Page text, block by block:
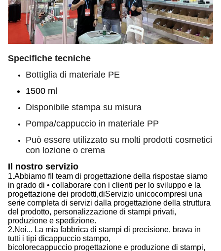
Specifiche tecniche
Bottiglia di materiale PE
1500 ml
Disponibile stampa su misura
Pompa/cappuccio in materiale PP
Può essere utilizzato su molti prodotti cosmetici
con lozione o crema
Il nostro servizio
1.Abbiamo fIl team di progettazione della rispostae siamo
in grado di • collaborare con i clienti per lo sviluppo e la
progettazione dei prodotti,diServizio unicocompresi una
serie completa di servizi dalla progettazione della struttura
del prodotto, personalizzazione di stampi privati,
produzione e spedizione.
2.Noi... La mia fabbrica di stampi di precisione, brava in
tutti i tipi dicappuccio stampo,
bicolorecappuccio progettazione e produzione di stampi,